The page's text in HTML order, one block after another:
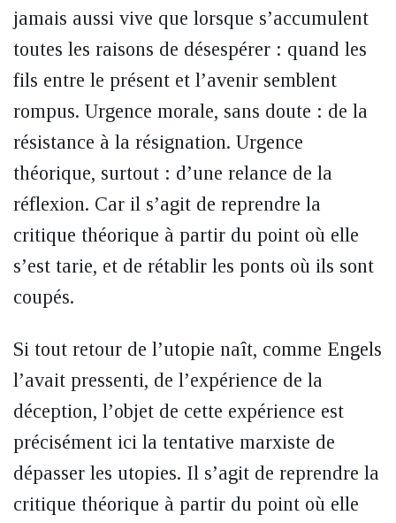
jamais aussi vive que lorsque s’accumulent
toutes les raisons de désespérer : quand les
fils entre le présent et l’avenir semblent
rompus. Urgence morale, sans doute : de la
résistance à la résignation. Urgence
théorique, surtout : d’une relance de la
réflexion. Car il s’agit de reprendre la
critique théorique à partir du point où elle
s’est tarie, et de rétablir les ponts où ils sont
coupés.
Si tout retour de l’utopie naît, comme Engels
l’avait pressenti, de l’expérience de la
déception, l’objet de cette expérience est
précisément ici la tentative marxiste de
dépasser les utopies. Il s’agit de reprendre la
critique théorique à partir du point où elle